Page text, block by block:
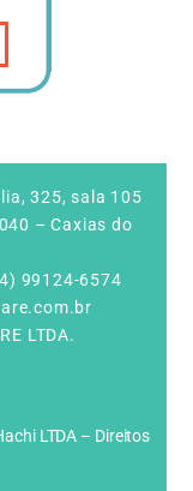
325, sala 105
– Caxias do
99124-6574
LTDA.
LTDA – Direitos